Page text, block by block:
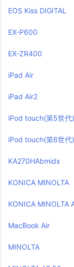
EOS Kiss DIGITAL
EX-P600
EX-ZR400
iPad Air
iPad Air2
iPod touch(第5世代)
iPod touch(第6世代)
KA270HAbmidx
KONICA MINOLTA
KONICA MINOLTA
MacBook Air
MINOLTA